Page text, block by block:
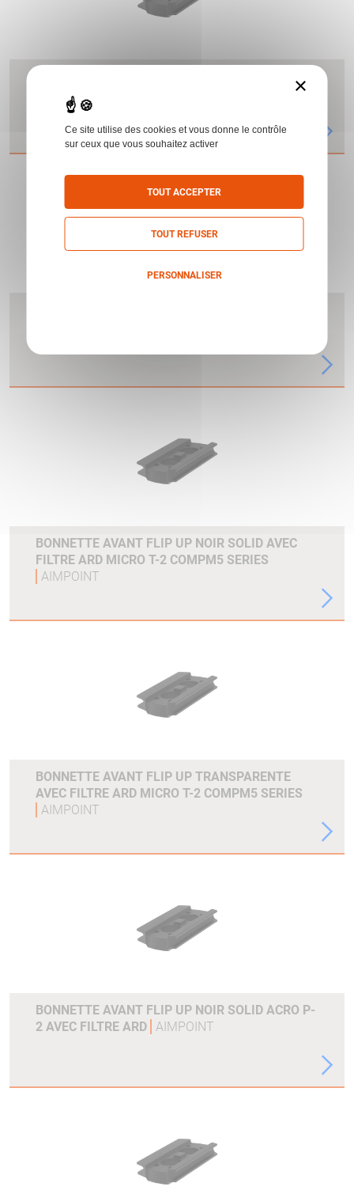
TRANSPARENT
BONNETTE AVANT FLIP UP NOIR SOLID AVEC
FILTRE ARD MICRO T-2 COMPM5 SERIES
AIMPOINT
BONNETTE AVANT FLIP UP TRANSPARENTE
AVEC FILTRE ARD MICRO T-2 COMPM5 SERIES
AIMPOINT
BONNETTE AVANT FLIP UP NOIR SOLID ACRO P-
2 AVEC FILTRE ARD AIMPOINT
×
Ce site utilise des cookies et vous donne le contrôle
sur ceux que vous souhaitez activer
TOUT ACCEPTER
TOUT REFUSER
PERSONNALISER